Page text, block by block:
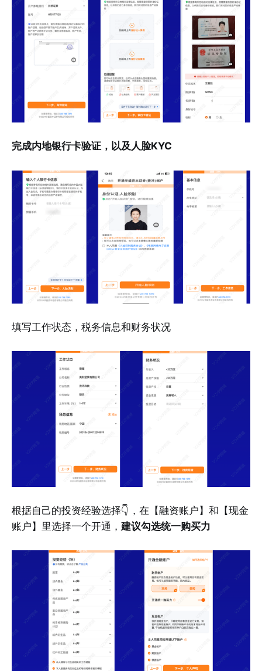
完成内地银行卡验证，以及人脸KYC
填写工作状态，税务信息和财务状况
根据自己的投资经验选择👇，在【融资账户】和【现金
账户】里选择一个开通， 建议勾选统一购买力